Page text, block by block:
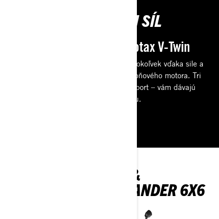
ŠPIČKA KONSKÝCH SÍL
Impozantné motory Rotax V-Twin
Outlander 6x6 vám umožní zdolať čokoľvek vďaka sile a
krútiacemu momentu svojho 101-koňového motora. Tri
jazdné režimy – práca, štandard a šport – vám dávajú
viac možností, ako si udržať kontrolu.
OBJAVTE SÚPRAVY &
ŠPECIFIKÁCIE OUTLANDER 6X6